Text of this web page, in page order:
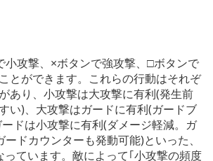
小攻撃、×ボタンで強攻撃、□ボタンで
とができます。これらの行動はそれぞ
あり、小攻撃は大攻撃に有利(発生前
い)、大攻撃はガードに有利(ガードブ
ドは小攻撃に有利(ダメージ軽減。ガ
ドカウンターも発動可能)といった、
ています。敵によって｢小攻撃の頻度